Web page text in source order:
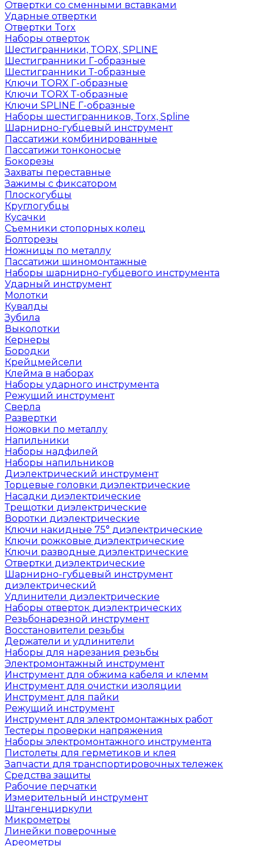
Отвертки со сменными вставками
Ударные отвертки
Отвертки Torx
Наборы отверток
Шестигранники, TORX, SPLINE
Шестигранники Г-образные
Шестигранники Т-образные
Ключи TORX Г-образные
Ключи TORX Т-образные
Ключи SPLINE Г-образные
Наборы шестигранников, Torx, Spline
Шарнирно-губцевый инструмент
Пассатижи комбинированные
Пассатижи тонконосые
Бокорезы
Захваты переставные
Зажимы с фиксатором
Плоскогубцы
Круглогубцы
Кусачки
Съемники стопорных колец
Болторезы
Ножницы по металлу
Пассатижи шиномонтажные
Наборы шарнирно-губцевого инструмента
Ударный инструмент
Молотки
Кувалды
Зубила
Выколотки
Кернеры
Бородки
Крейцмейсели
Клейма в наборах
Наборы ударного инструмента
Режущий инструмент
Сверла
Развертки
Ножовки по металлу
Напильники
Наборы надфилей
Наборы напильников
Диэлектрический инструмент
Торцевые головки диэлектрические
Насадки диэлектрические
Трещотки диэлектрические
Воротки диэлектрические
Ключи накидные 75° диэлектрические
Ключи рожковые диэлектрические
Ключи разводные диэлектрические
Отвертки диэлектрические
Шарнирно-губцевый инструмент
диэлектрический
Удлинители диэлектрические
Наборы отверток диэлектрических
Резьбонарезной инструмент
Восстановители резьбы
Держатели и удлинители
Наборы для нарезания резьбы
Электромонтажный инструмент
Инструмент для обжима кабеля и клемм
Инструмент для очистки изоляции
Инструмент для пайки
Режущий инструмент
Инструмент для электромонтажных работ
Тестеры проверки напряжения
Наборы электромонтажного инструмента
Пистолеты для герметиков и клея
Запчасти для транспортировочных тележек
Средства защиты
Рабочие перчатки
Измерительный инструмент
Штангенциркули
Микрометры
Линейки поверочные
Ареометры